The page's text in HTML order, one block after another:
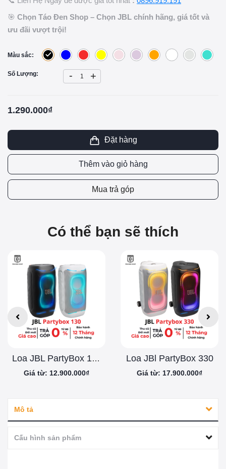
🎯 Chọn Táo Đen Shop – Chọn JBL chính hãng, giá tốt và
ưu đãi vượt trội!
Màu sắc:
Số Lượng: - +
1.290.000₫
Đặt hàng
Thêm vào giỏ hàng
Mua trả góp
Có thể bạn sẽ thích
Loa JBL PartyBox 130
Giá từ: 12.900.000₫
Loa JBl PartyBox 330
Giá từ: 17.900.000₫
Mô tả
Cấu hình sản phẩm